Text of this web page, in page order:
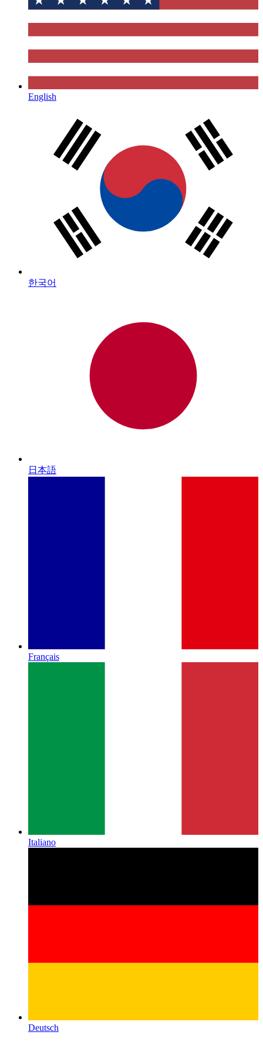
English
한국어
日本語
Français
Italiano
Deutsch